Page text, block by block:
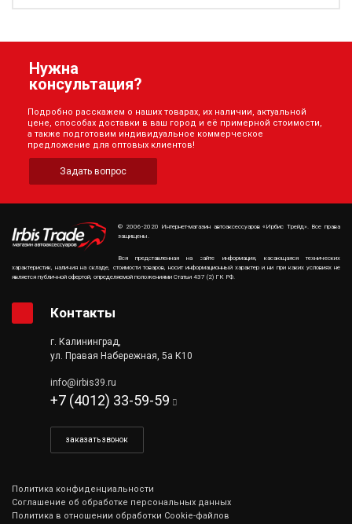
Нужна
консультация?
Подробно расскажем о наших товарах, их наличии, актуальной
цене, способах доставки в ваш город и её примерной стоимости,
а также подготовим индивидуальное коммерческое
предложение для оптовых клиентов!
Задать вопрос
© 2006-2020 Интернет-магазин автоаксессуаров «Ирбис Трейд». Все права
защищены.
Вся представленная на сайте информация, касающаяся технических
характеристик, наличия на складе, стоимости товаров, носит информационный характер и ни при каких условиях не
является публичной офертой, определяемой положениями Статьи 437 (2) ГК РФ.
Контакты
г. Калининград,
ул. Правая Набережная, 5а К10
info@irbis39.ru
+7 (4012) 33-59-59
заказать звонок
Политика конфиденциальности
Соглашение об обработке персональных данных
Политика в отношении обработки Cookie-файлов